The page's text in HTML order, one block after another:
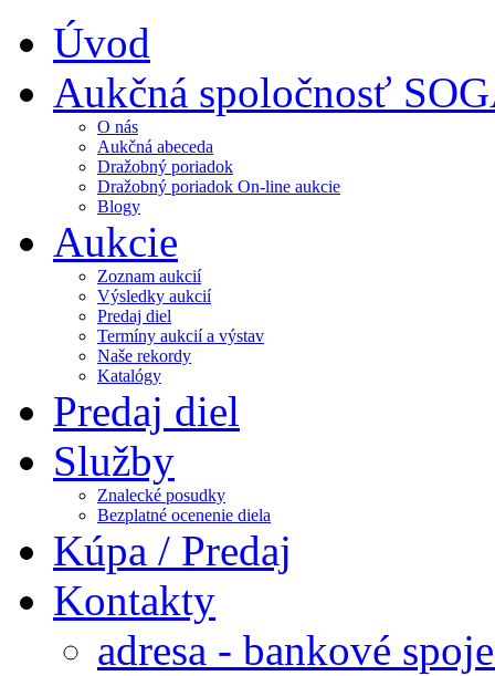
Úvod
Aukčná spoločnosť
O nás
Aukčná abeceda
Dražobný poriadok
Dražobný poriadok On-line aukcie
Blogy
Aukcie
Zoznam aukcií
Výsledky aukcií
Predaj diel
Termíny aukcií a výstav
Naše rekordy
Katalógy
Predaj diel
Služby
Znalecké posudky
Bezplatné ocenenie diela
Kúpa / Predaj
Kontakty
adresa - bankové